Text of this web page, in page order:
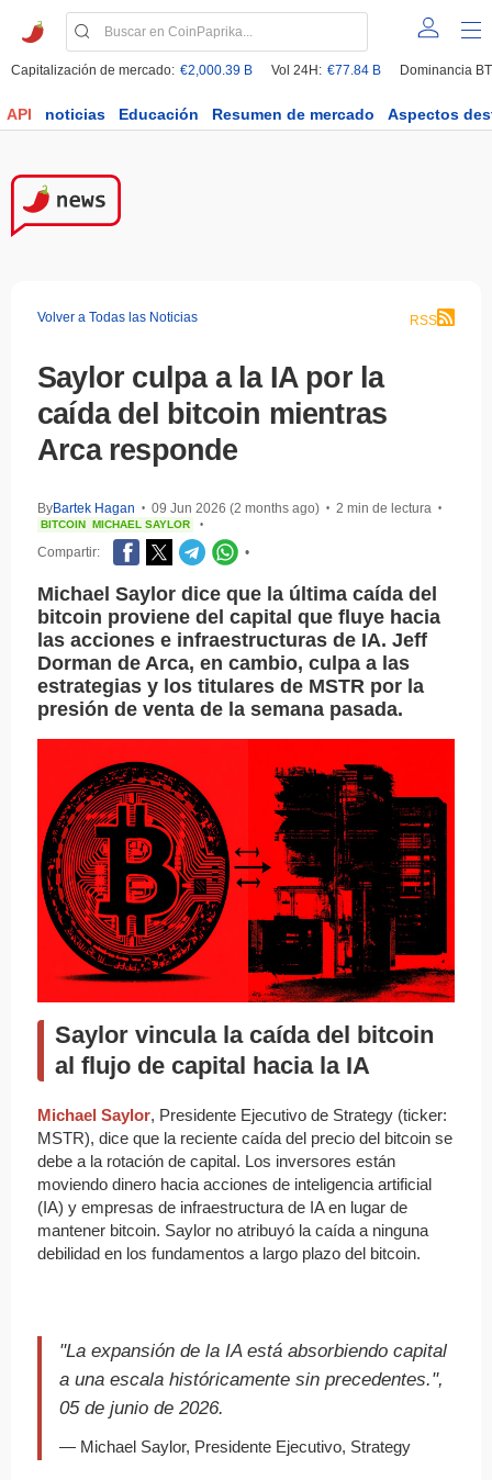
Capitalización de mercado: €2,000.39 B Vol 24H: €77.84 B Dominancia
API noticias Educación Resumen de mercado Aspectos
Volver a Todas las Noticias RSS
Saylor culpa a la IA por la
caída del bitcoin mientras
Arca responde
ByBartek Hagan • 09 Jun 2026 (2 months ago) • 2 min de lectura •
BITCOIN MICHAEL SAYLOR •
Compartir: •
Michael Saylor dice que la última caída del
bitcoin proviene del capital que fluye hacia
las acciones e infraestructuras de IA. Jeff
Dorman de Arca, en cambio, culpa a las
estrategias y los titulares de MSTR por la
presión de venta de la semana pasada.
Saylor vincula la caída del bitcoin
al flujo de capital hacia la IA
Michael Saylor, Presidente Ejecutivo de Strategy (ticker:
MSTR), dice que la reciente caída del precio del bitcoin se
debe a la rotación de capital. Los inversores están
moviendo dinero hacia acciones de inteligencia artificial
(IA) y empresas de infraestructura de IA en lugar de
mantener bitcoin. Saylor no atribuyó la caída a ninguna
debilidad en los fundamentos a largo plazo del bitcoin.
"La expansión de la IA está absorbiendo capital
a una escala históricamente sin precedentes.",
05 de junio de 2026.
— Michael Saylor, Presidente Ejecutivo, Strategy